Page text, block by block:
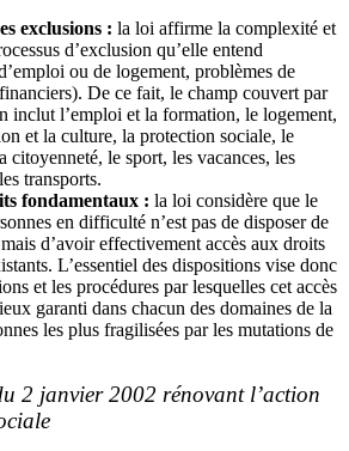
exclusions : la loi affirme la complexité et
d’exclusion qu’elle entend
ou de logement, problèmes de
De ce fait, le champ couvert par
inclut l’emploi et la formation, le logement,
et la culture, la protection sociale, le
citoyenneté, le sport, les vacances, les
transports.
fondamentaux : la loi considère que le
en difficulté n’est pas de disposer de
d’avoir effectivement accès aux droits
L’essentiel des dispositions vise donc
et les procédures par lesquelles cet accès
garanti dans chacun des domaines de la
les plus fragilisées par les mutations de
2 janvier 2002 rénovant l’action